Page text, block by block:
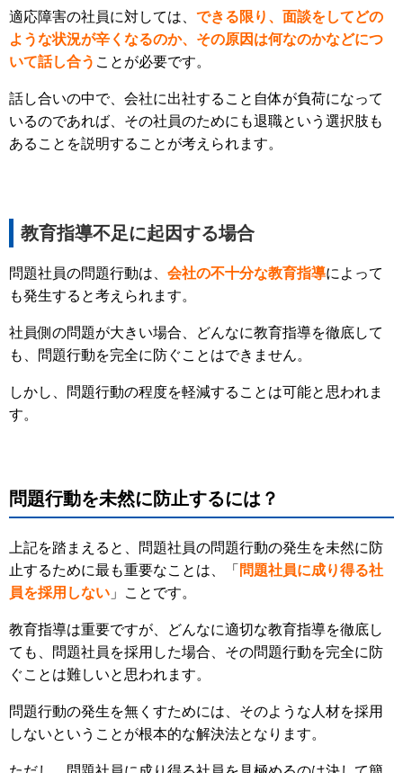
適応障害の社員に対しては、 できる限り、面談をしてどの
ような状況が辛くなるのか、その原因は何なのかなどにつ
いて話し合う ことが必要です。
話し合いの中で、会社に出社すること自体が負荷になって
いるのであれば、その社員のためにも退職という選択肢も
あることを説明することが考えられます。
教育指導不足に起因する場合
問題社員の問題行動は、 会社の不十分な教育指導によって
も発生すると考えられます。
社員側の問題が大きい場合、どんなに教育指導を徹底して
も、問題行動を完全に防ぐことはできません。
しかし、問題行動の程度を軽減することは可能と思われま
す。
問題行動を未然に防止するには？
上記を踏まえると、問題社員の問題行動の発生を未然に防
止するために最も重要なことは、「 問題社員に成り得る社
員を採用しない 」ことです。
教育指導は重要ですが、どんなに適切な教育指導を徹底し
ても、問題社員を採用した場合、その問題行動を完全に防
ぐことは難しいと思われます。
問題行動の発生を無くすためには、そのような人材を採用
しないということが根本的な解決法となります。